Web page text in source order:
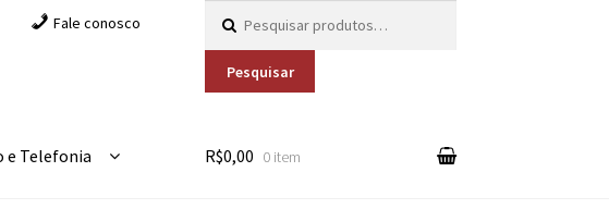
Fale conosco
Pesquisar
e Telefonia R$0,00 0 item